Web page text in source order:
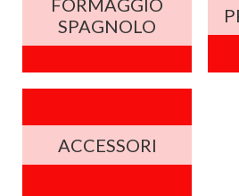
FORMAGGIO
SPAGNOLO
ACCESSORI